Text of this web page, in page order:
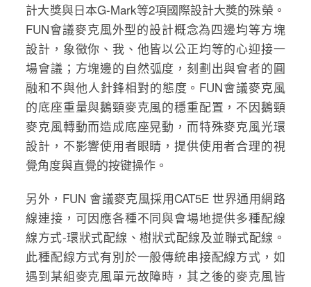
計大獎與日本G-Mark等2項國際設計大獎的殊榮。
FUN會議麥克風外型的設計概念為四邊均等方塊
設計，象徵你、我、他皆以公正均等的心迎接一
場會議；方塊邊的自然弧度，刻劃出與會者的圓
融和不與他人針鋒相對的態度。FUN會議麥克風
的底座重量與鵝頸麥克風的穩重配置，不因鵝頸
麥克風轉動而造成底座晃動，而特殊麥克風光環
設計，不影響使用者眼睛，提供使用者合理的視
覺角度與直覺的按键操作 。
另外，FUN 會議麥克風採用CAT5E 世界通用網路
線連接，可因應各種不同與會場地提供多種配線
線方式-環狀式配線、樹狀式配線及並聯式配線。
此種配線方式有別於一般傳統串接配線方式，如
遇到某組麥克風單元故障時，其之後的麥克風皆